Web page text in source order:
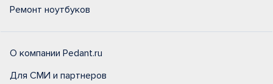
Ремонт ноутбуков
О компании Pedant.ru
Для СМИ и партнеров